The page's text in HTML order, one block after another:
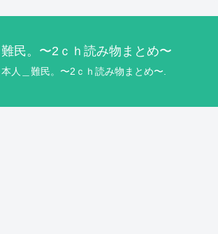
民。〜2ｃｈ読み物まとめ〜
人＿難民。〜2ｃｈ読み物まとめ〜.